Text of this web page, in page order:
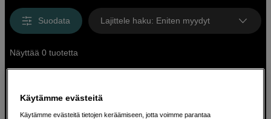
Suodata Lajittele haku: Eniten myydyt
Näyttää 0 tuotetta
Käytämme evästeitä
Käytämme evästeitä tietojen keräämiseen, jotta voimme parantaa